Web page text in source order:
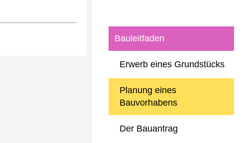
Bauleitfaden
Erwerb eines Grundstücks
Planung eines
Bauvorhabens
Der Bauantrag